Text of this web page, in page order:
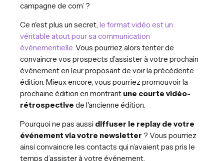
campagne de com’ ?
Ce n'est plus un secret, le format vidéo est un
véritable atout pour sa communication
événementielle. Vous pourriez alors tenter de
convaincre vos prospects d’assister à votre prochain
événement en leur proposant de voir la précédente
édition. Mieux encore, vous pourriez promouvoir la
prochaine édition en montrant une courte vidéo-
rétrospective de l'ancienne édition.
Pourquoi ne pas aussi diffuser le replay de votre
événement via votre newsletter ? Vous pourriez
ainsi convaincre les contacts qui n’avaient pas pris le
temps d’assister à votre événement.